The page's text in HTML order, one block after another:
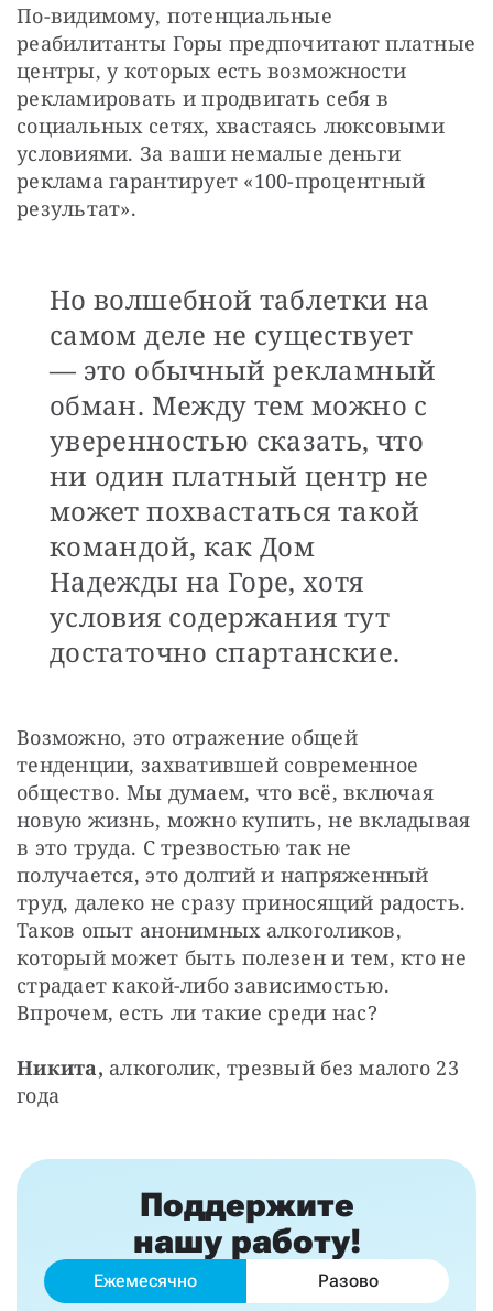
По-видимому, потенциальные
реабилитанты Горы предпочитают платные
центры, у которых есть возможности
рекламировать и продвигать себя в
социальных сетях, хвастаясь люксовыми
условиями. За ваши немалые деньги
реклама гарантирует «100-процентный
результат».
Но волшебной таблетки на
самом деле не существует
— это обычный рекламный
обман. Между тем можно с
уверенностью сказать, что
ни один платный центр не
может похвастаться такой
командой, как Дом
Надежды на Горе, хотя
условия содержания тут
достаточно спартанские.
Возможно, это отражение общей
тенденции, захватившей современное
общество. Мы думаем, что всё, включая
новую жизнь, можно купить, не вкладывая
в это труда. С трезвостью так не
получается, это долгий и напряженный
труд, далеко не сразу приносящий радость.
Таков опыт анонимных алкоголиков,
который может быть полезен и тем, кто не
страдает какой-либо зависимостью.
Впрочем, есть ли такие среди нас?
Никита, алкоголик, трезвый без малого 23
года
Поддержите
нашу работу!
Ежемесячно Разово